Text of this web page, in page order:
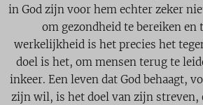
in God zijn voor hem echter zeker
om gezondheid te bereiken en
werkelijkheid is het precies het
doel is het, om mensen terug te
inkeer. Een leven dat God behaagt,
zijn wil, is het doel van zijn streven,